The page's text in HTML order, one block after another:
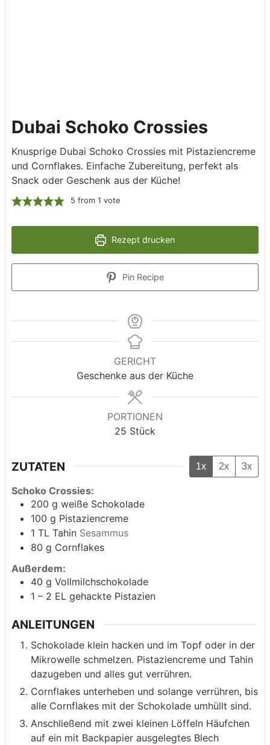
Dubai Schoko Crossies
Knusprige Dubai Schoko Crossies mit Pistaziencreme
und Cornflakes. Einfache Zubereitung, perfekt als
Snack oder Geschenk aus der Küche!
5 from 1 vote
Rezept drucken
Pin Recipe
GERICHT
Geschenke aus der Küche
PORTIONEN
25 Stück
ZUTATEN 1x 2x 3x
Schoko Crossies:
200 g weiße Schokolade
100 g Pistaziencreme
1 TL Tahin Sesammus
80 g Cornflakes
Außerdem:
40 g Vollmilchschokolade
1 – 2 EL gehackte Pistazien
ANLEITUNGEN
Schokolade klein hacken und im Topf oder in der
Mikrowelle schmelzen. Pistaziencreme und Tahin
dazugeben und alles gut verrühren.
Cornflakes unterheben und solange verrühren, bis
alle Cornflakes mit der Schokolade umhüllt sind.
Anschließend mit zwei kleinen Löffeln Häufchen
auf ein mit Backpapier ausgelegtes Blech